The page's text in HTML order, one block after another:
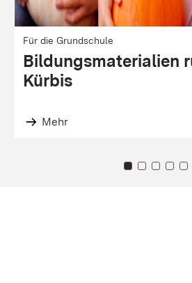
Für die Grundschule
Bildungs­materialien
Kürbis
Mehr
Zu Kachel: 0
ZuZuZu